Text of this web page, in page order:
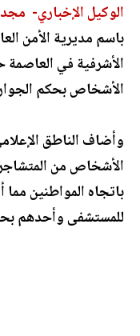
الوكيل الإخباري-
باسم مديرية الأمن
الأشرفية في
الأشخاص بحكم
وأضاف الناطق
الأشخاص من
باتجاه المواطنين
للمستشفى وأحدهم